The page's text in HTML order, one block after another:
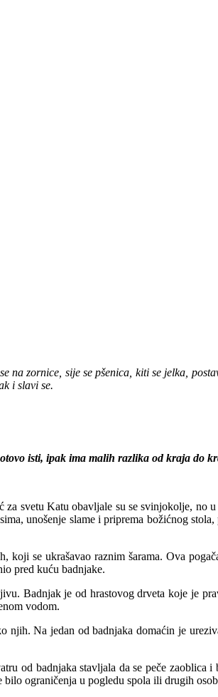
zornice, sije se pšenica, kiti se jelka,
i slavi se.
isti, ipak ima malih razlika od kraja do
za svetu Katu obavljale su se svinjokolje, no
unošenje slame i priprema božićnog
koji se ukrašavao raznim šarama. Ova
pred kuću badnjake.
Badnjak je od hrastovog drveta koje je
vodom.
Na jedan od badnjaka domaćin je
od badnjaka stavljala da se peče
ograničenja u pogledu spola ili drugih